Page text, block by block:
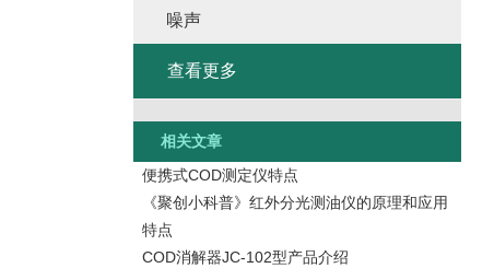
噪声
查看更多
相关文章
便携式COD测定仪特点
《聚创小科普》红外分光测油仪的原理和应用
特点
COD消解器JC-102型产品介绍